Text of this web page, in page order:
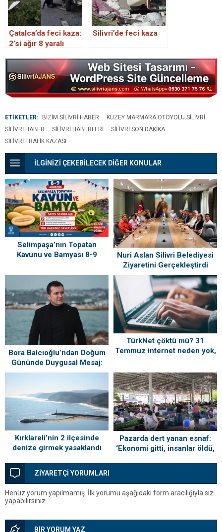
Çatalca’da feci kaza:
2’si ağır 8 yaralı
Silivri’de feci kaza
ETİKETLER: BIZIM SILIVRI HABER
KUZEY MARMARA OTOYOLU SILIVRI
SILIVRI HABER
SILIVRI HABERLERI
SILIVRI SON DAKIKA
SILIVRI TRAFIK KAZASI
İLGİNİZİ ÇEKEBİLECEK DİĞER KONULAR
Selimpaşa’nın Topatan
Kavunu ve Bamyası 8-9
Buluşuyor
Nuri Aslan Silivri Belediyesi
Ziyaretini Gerçekleştirdi
Bora Balcıoğlu’ndan Doğum
Gününde Duygusal Mesaj:
“Silivri’mi Çok Özlüyorum”
TürkNet çöktü mü? 31
Temmuz internet neden yok,
Kırklareli’nin 2 ilçesinde
denize girmek yasaklandı
Pazarda dert yanan esnaf:
‘Ekonomi gitti, insanlar öldü,
ZİYARETÇİ YORUMLARI
Henüz yorum yapılmamış. İlk yorumu aşağıdaki form aracılığıyla siz
yapabilirsiniz.
BİR YORUM YAZ